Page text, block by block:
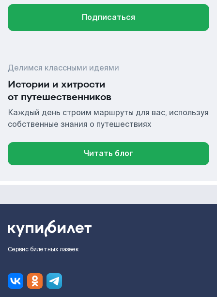
Подписаться
Делимся классными идеями
Истории и хитрости
от путешественников
Каждый день строим маршруты для вас, используя
собственные знания о путешествиях
Читать блог
Сервис билетных лазеек